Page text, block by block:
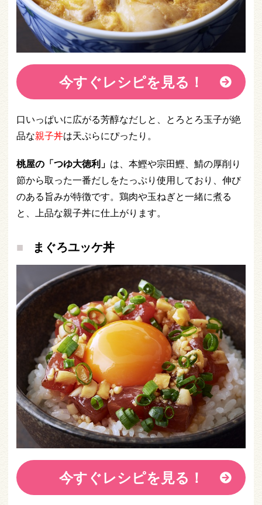
今すぐレシピを見る！
口いっぱいに広がる芳醇なだしと、とろとろ玉子が絶
品な親子丼は天ぷらにぴったり。
桃屋の「つゆ大徳利」 は、本鰹や宗田鰹、鯖の厚削り
節から取った一番だしをたっぷり使用しており、伸び
のある旨みが特徴です。鶏肉や玉ねぎと一緒に煮る
と、上品な親子丼に仕上がります。
まぐろユッケ丼
今すぐレシピを見る！